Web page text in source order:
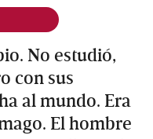
No estudió,
con sus
al mundo. Era
El hombre